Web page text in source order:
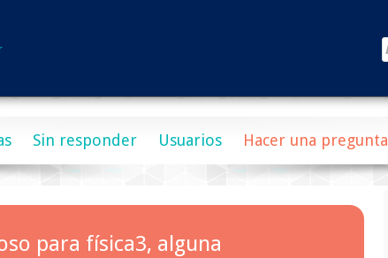
Sin responder Usuarios Hacer una pregunta
para física3, alguna